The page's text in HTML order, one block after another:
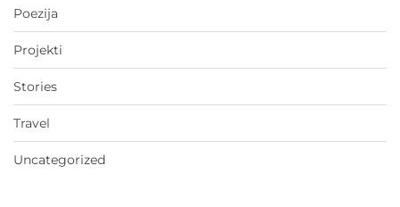
Poezija
Projekti
Stories
Travel
Uncategorized